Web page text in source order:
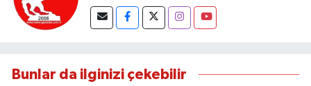
Bunlar da ilginizi çekebilir